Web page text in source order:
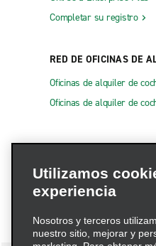
Completar su registro
RED DE OFICINAS DE
Oficinas de alquiler de
Oficinas de alquiler de
Utilizamos
experiencia
Nosotros y terceros
nuestro sitio, mejorar y